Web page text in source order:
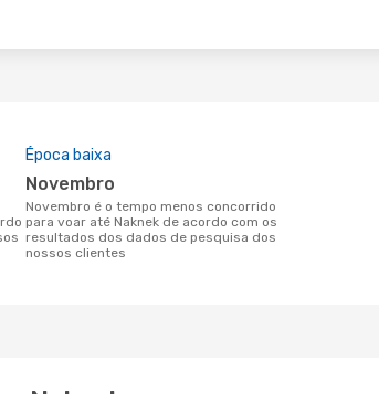
Época baixa
novembro
novembro é o tempo menos concorrido
para voar até Naknek de acordo com os
resultados dos dados de pesquisa dos
nossos clientes